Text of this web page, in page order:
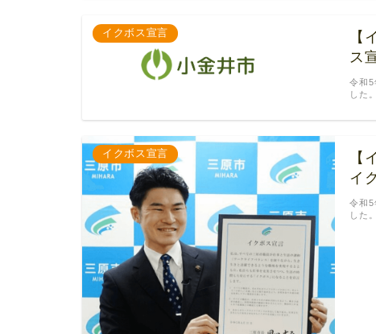
イクボス宣言
【
ス
令和5
した。
イクボス宣言
【
イ
令和5
した